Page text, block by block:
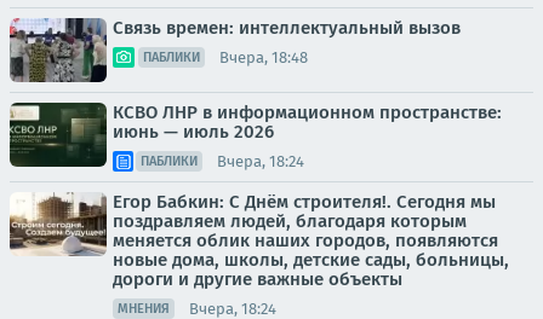
Связь времен: интеллектуальный вызов
ПАБЛИКИ Вчера, 18:48
КСВО ЛНР в информационном пространстве:
июнь — июль 2026
ПАБЛИКИ Вчера, 18:24
Егор Бабкин: С Днём строителя!. Сегодня мы
поздравляем людей, благодаря которым
меняется облик наших городов, появляются
новые дома, школы, детские сады, больницы,
дороги и другие важные объекты
МНЕНИЯ Вчера, 18:24